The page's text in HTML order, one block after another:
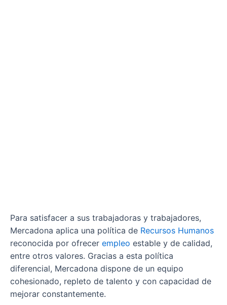
Para satisfacer a sus trabajadoras y trabajadores,
Mercadona aplica una política de Recursos Humanos
reconocida por ofrecer empleo estable y de calidad,
entre otros valores. Gracias a esta política
diferencial, Mercadona dispone de un equipo
cohesionado, repleto de talento y con capacidad de
mejorar constantemente.